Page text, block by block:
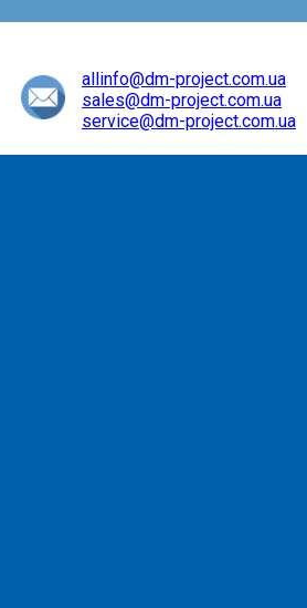
allinfo@dm-project.com.ua
sales@dm-project.com.ua
service@dm-project.com.ua